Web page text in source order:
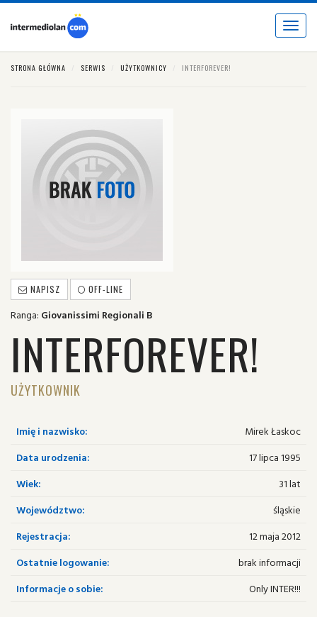
Toggle
STRONA GŁÓWNA SERWIS UŻYTKOWNICY INTERFOREVER!
NAPISZ OFF-LINE
Ranga: Giovanissimi Regionali B
INTERFOREVER!
UŻYTKOWNIK
Imię i nazwisko:
Mirek Łaskoc
Data urodzenia:
17 lipca 1995
Wiek:
31 lat
Województwo:
śląskie
Rejestracja:
12 maja 2012
Ostatnie logowanie:
brak informacji
Informacje o sobie:
Only INTER!!!